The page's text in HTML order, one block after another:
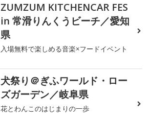
ZUMZUM KITCHENCAR FES
in 常滑りんくうビーチ／愛知
県
入場無料で楽しめる音楽×フードイベント
犬祭り＠ぎふワールド・ロー
ズガーデン／岐阜県
花とわんこのはじまりの一歩